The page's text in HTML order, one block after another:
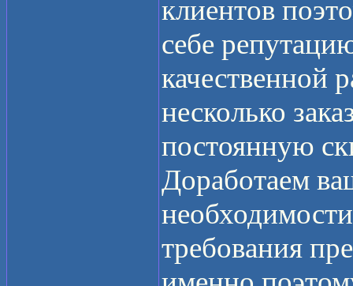
клиентов
себе
качественной
несколько
постоянную
Доработаем
требования